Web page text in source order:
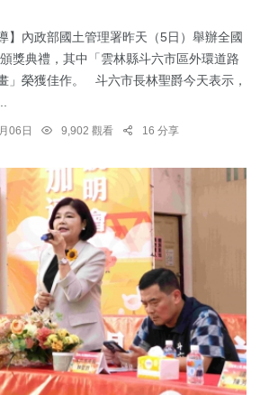
】內政部國土管理署昨天（5日）舉辦全國
獎典禮，其中「雲林縣斗六市區外環道路
」榮獲佳作。 斗六市長林聖爵今天表示，
06日 9,902 觀看 16 分享